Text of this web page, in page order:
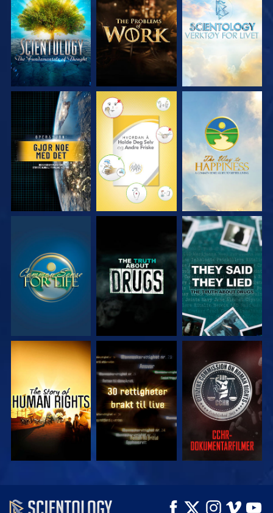
UTFORSK SERIEN UTFORSK SERIEN UTFORSK SERIEN
SE SE SE
SE SE
SE SE SE
SE UTFORSK SERIEN